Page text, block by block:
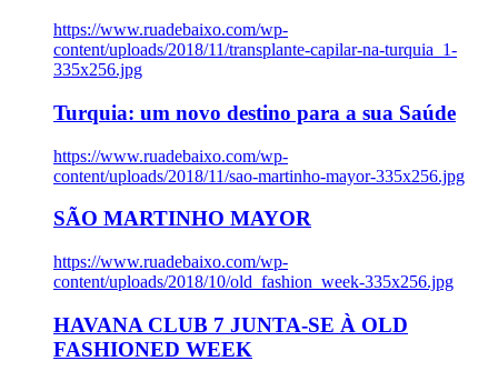
https://www.ruadebaixo.com/wp-
content/uploads/2018/11/transplante-capilar-na-turquia_1-
335x256.jpg
Turquia: um novo destino para a sua Saúde
https://www.ruadebaixo.com/wp-
content/uploads/2018/11/sao-martinho-mayor-335x256.jpg
SÃO MARTINHO MAYOR
https://www.ruadebaixo.com/wp-
content/uploads/2018/10/old_fashion_week-335x256.jpg
HAVANA CLUB 7 JUNTA-SE À OLD
FASHIONED WEEK